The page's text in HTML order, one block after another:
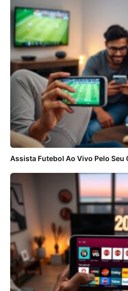
Assista Futebol Ao Vivo Pelo Seu